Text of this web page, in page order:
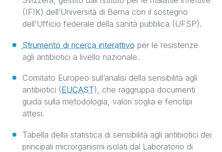
(IFIK) dell’Università di Berna con il sostegno
dell’Ufficio federale della sanità pubblica (UFSP).
Strumento di ricerca interattivo per le resistenze
agli antibiotici a livello nazionale.
Comitato Europeo sull’analisi della sensibilità agli
antibiotici (EUCAST), che raggruppa documenti
guida sulla metodologia, valori soglia e fenotipi
attesi.
Tabella della statistica di sensibilità agli antibiotici dei
principali microrganismi isolati dal Laboratorio di